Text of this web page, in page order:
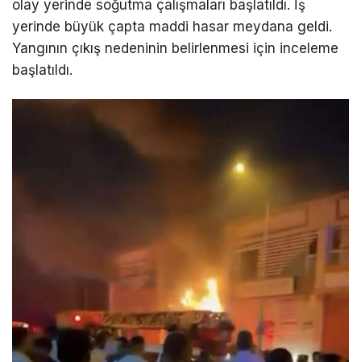
olay yerinde soğutma çalışmaları başlatıldı. İş
yerinde büyük çapta maddi hasar meydana geldi.
Yangının çıkış nedeninin belirlenmesi için inceleme
başlatıldı.